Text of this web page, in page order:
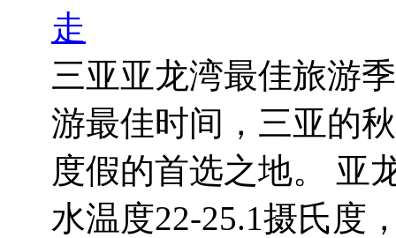
走
三亚亚龙湾最佳旅游
游最佳时间，三亚的
度假的首选之地。 亚
水温度22-25.1摄氏度